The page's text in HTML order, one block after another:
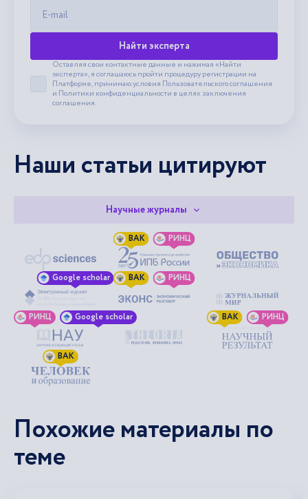
Найти эксперта
Принять пользовательское соглашение
Оставляя свои контактные данные и нажимая «Найти
эксперта», я соглашаюсь пройти процедуру регистрации на
Платформе, принимаю условия Пользовательского соглашения
и Политики конфиденциальности в целях заключения
соглашения.
Наши статьи цитируют
Научные журналы
ВАК РИНЦ
Google scholar ВАК РИНЦ
РИНЦ Google scholar ВАК РИНЦ
ВАК
Похожие материалы по
теме